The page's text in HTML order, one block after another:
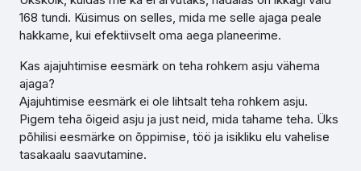
168 tundi. Küsimus on selles, mida me selle ajaga peale
hakkame, kui efektiivselt oma aega planeerime.
Kas ajajuhtimise eesmärk on teha rohkem asju vähema
ajaga?
Ajajuhtimise eesmärk ei ole lihtsalt teha rohkem asju.
Pigem teha õigeid asju ja just neid, mida tahame teha. Üks
põhilisi eesmärke on õppimise, töö ja isikliku elu vahelise
tasakaalu saavutamine.